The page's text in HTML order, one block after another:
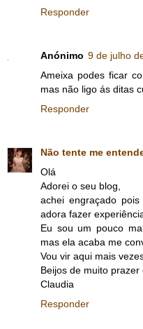
Responder
Anónimo 9 de julho
Ameixa podes ficar
mas não ligo ás ditas
Responder
Não tente me
Olá
Adorei o seu blog,
achei engraçado
adora fazer
Eu sou um pouco
mas ela acaba me
Vou vir aqui mais
Beijos de muito prazer
Claudia
Responder